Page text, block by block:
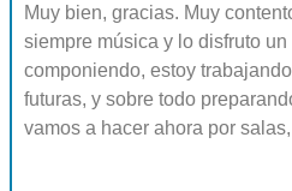
Muy bien, gracias. Muy
siempre música y lo disfruto
componiendo, estoy
futuras, y sobre todo
vamos a hacer ahora por